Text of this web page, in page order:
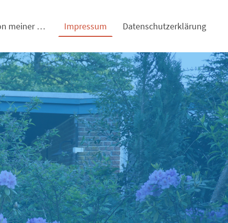
Entfernung von meiner Arbeitsstelle Impressum Datenschutzerklärung